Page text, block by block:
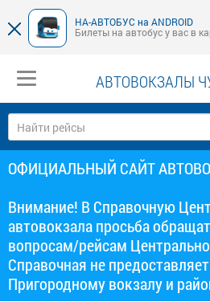
НА-АВТОБУС на ANDROID
Билеты на автобус у вас в
АВТОВОКЗАЛЫ
ОФИЦИАЛЬНЫЙ САЙТ
Внимание! В Справочную
автовокзала просьба
вопросам/рейсам
Справочная не
Пригородному вокзалу и